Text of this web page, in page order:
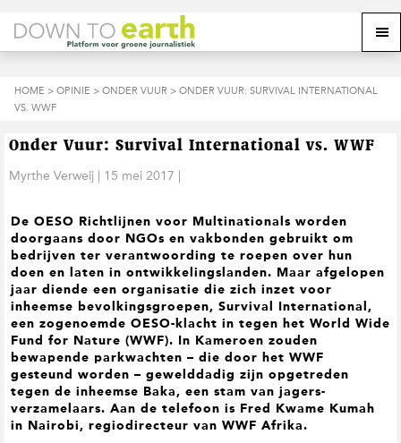
p
r
n
a
r
h
o
o
f
d
n
a
v
g
a
t
i
o
o
n
r
e
o
f
d
i
n
h
o
u
d
p
r
n
a
r
v
o
e
t
t
e
k
s
t
M
HOME > OPINIE > ONDER VUUR > ONDER VUUR: SURVIVAL INTERNATIONAL
VS. WWF
Onder Vuur: Survival International vs. WWF
Myrthe Verweij | 15 mei 2017 |
De OESO Richtlijnen voor Multinationals worden
doorgaans door NGOs en vakbonden gebruikt om
bedrijven ter verantwoording te roepen over hun
doen en laten in ontwikkelingslanden. Maar afgelopen
jaar diende een organisatie die zich inzet voor
inheemse bevolkingsgroepen, Survival International,
een zogenoemde OESO-klacht in tegen het World Wide
Fund for Nature (WWF). In Kameroen zouden
bewapende parkwachten – die door het WWF
gesteund worden – gewelddadig zijn opgetreden
tegen de inheemse Baka, een stam van jagers-
verzamelaars. Aan de telefoon is Fred Kwame Kumah
in Nairobi, regiodirecteur van WWF Afrika.